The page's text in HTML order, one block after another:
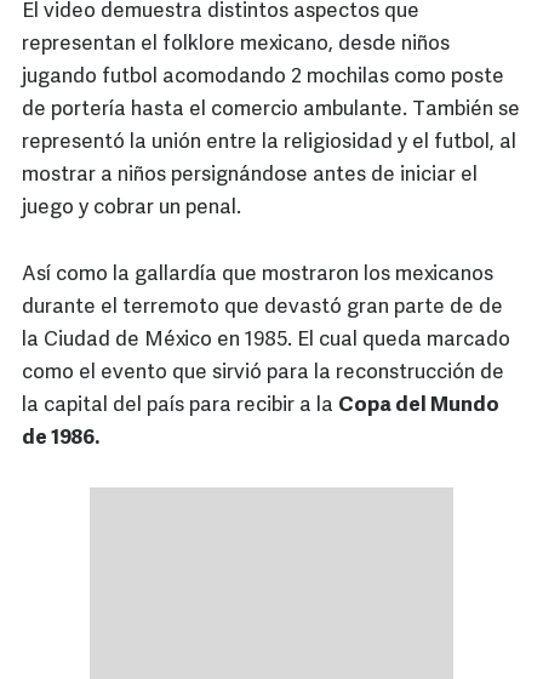
El video demuestra distintos aspectos que
representan el folklore mexicano, desde niños
jugando futbol acomodando 2 mochilas como poste
de portería hasta el comercio ambulante. También se
representó la unión entre la religiosidad y el futbol, al
mostrar a niños persignándose antes de iniciar el
juego y cobrar un penal.
Así como la gallardía que mostraron los mexicanos
durante el terremoto que devastó gran parte de de
la Ciudad de México en 1985. El cual queda marcado
como el evento que sirvió para la reconstrucción de
la capital del país para recibir a la Copa del Mundo
de 1986.